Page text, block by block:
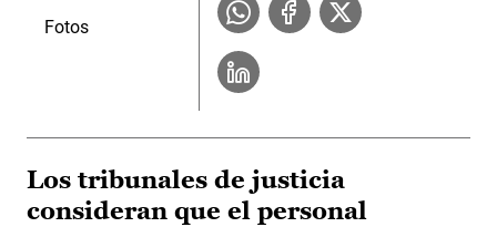
Fotos
Los tribunales de justicia
consideran que el personal